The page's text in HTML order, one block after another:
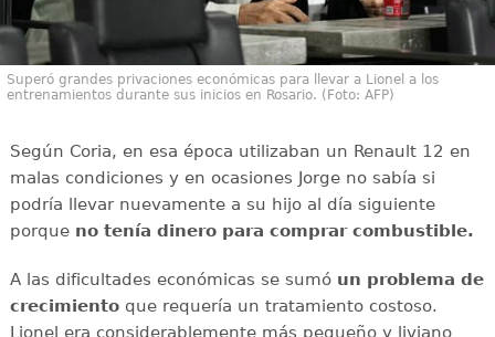
Superó grandes privaciones económicas para llevar a Lionel a los
entrenamientos durante sus inicios en Rosario. (Foto: AFP)
Según Coria, en esa época utilizaban un Renault 12 en
malas condiciones y en ocasiones Jorge no sabía si
podría llevar nuevamente a su hijo al día siguiente
porque no tenía dinero para comprar combustible.
A las dificultades económicas se sumó un problema de
crecimientoque requería un tratamiento costoso.
Lionel era considerablemente más pequeño y liviano